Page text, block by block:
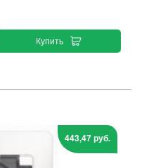
Купить
443,47 руб.